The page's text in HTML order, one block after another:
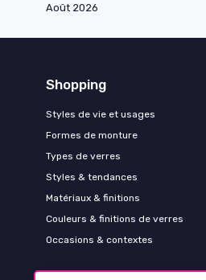
Août 2026
Shopping
Styles de vie et usages
Formes de monture
Types de verres
Styles & tendances
Matériaux & finitions
Couleurs & finitions de verres
Occasions & contextes